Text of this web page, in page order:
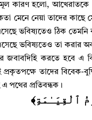
কারণ হলো,আখেরাতকে
মেনে নেয়া তাদের কাছে
ভবিষ্যতেও ঠিক তেমনি
ভবিষ্যতেও তা করার
জবাবদিহি করতে হবে এ
প্রকৃতপক্ষে তাদের বিবেক-
এ পথের প্রতিবন্ধক ।
ٱلْقِيَـٰمَةِ﴾